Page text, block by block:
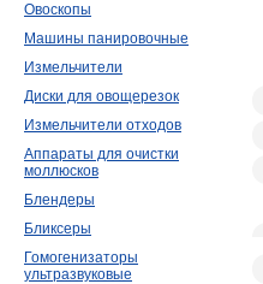
Овоскопы
Машины панировочные
Измельчители
Диски для овощерезок
Измельчители отходов
Аппараты для очистки
моллюсков
Блендеры
Бликсеры
Гомогенизаторы
ультразвуковые